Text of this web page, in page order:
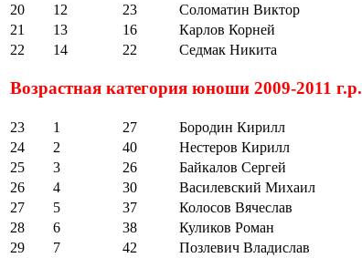
20
12 23 Соломатин Виктор
21
13 16 Карлов Корней
22
14 22 Седмак Никита
Возрастная категория юноши 2009-2011 г.р.
23 1 27 Бородин Кирилл
24
2 40 Нестеров Кирилл
25
3 26 Байкалов Сергей
26
4 30 Василевский Михаил
27
5 37 Колосов Вячеслав
28
6 38 Куликов Роман
29
7 42 Позлевич Владислав